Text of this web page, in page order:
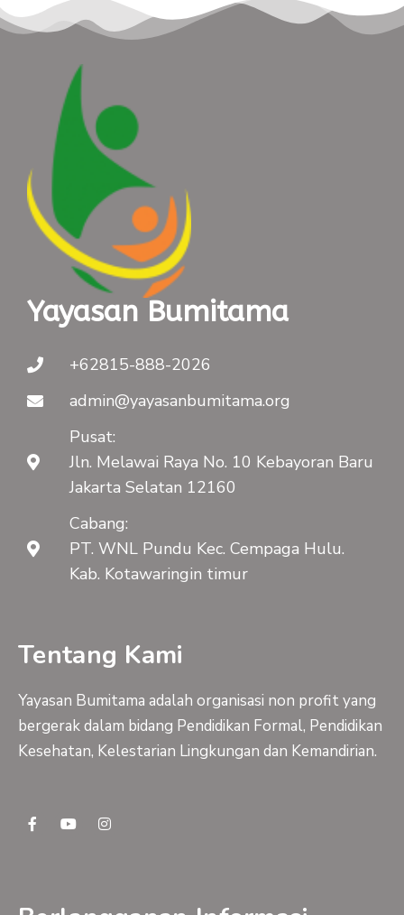
Yayasan Bumitama
+62815-888-2026
admin@yayasanbumitama.org
Pusat:
Jln. Melawai Raya No. 10 Kebayoran Baru
Jakarta Selatan 12160
Cabang:
PT. WNL Pundu Kec. Cempaga Hulu.
Kab. Kotawaringin timur
Tentang Kami
Yayasan Bumitama adalah organisasi non profit yang
bergerak dalam bidang Pendidikan Formal, Pendidikan
Kesehatan, Kelestarian Lingkungan dan Kemandirian.
F
a
Y
o
I
n